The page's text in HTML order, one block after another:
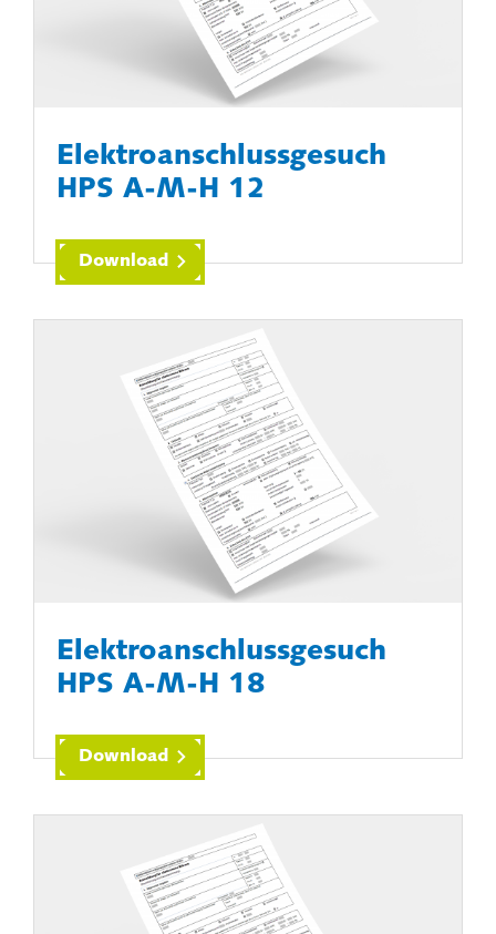
Elektroanschlussgesuch
HPS A-M-H 12
Download
Elektroanschlussgesuch
HPS A-M-H 18
Download